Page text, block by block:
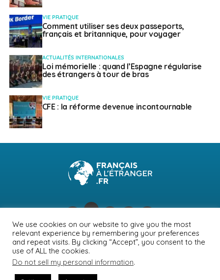
VIE PRATIQUE
Comment utiliser ses deux passeports,
français et britannique, pour voyager
ACTUALITÉS INTERNATIONALES
Loi mémorielle : quand l’Espagne régularise
des étrangers à tour de bras
VIE PRATIQUE
CFE : la réforme devenue incontournable
NEWSLETTER PUBLICITÉ CONTACTS
MENTIONS LÉGALES
POLITIQUE DE CONFIDENTIALITÉ
We use cookies on our website to give you the most
relevant experience by remembering your preferences
and repeat visits. By clicking “Accept”, you consent to the
use of ALL the cookies.
Do not sell my personal information.